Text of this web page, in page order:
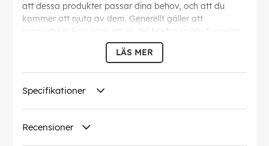
att dessa produkter passar dina behov, och att du
kommer att njuta av dem. Generellt gäller att
magnetskal kan göra att en del telefoner inte fungerar
tillsammans med induktionsladdare.
LÄS MER
Specifikationer
Recensioner